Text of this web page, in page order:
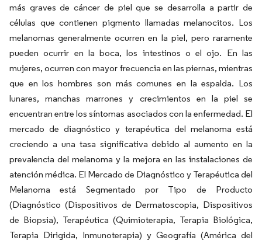
más graves de cáncer de piel que se desarrolla a partir de
células que contienen pigmento llamadas melanocitos. Los
melanomas generalmente ocurren en la piel, pero raramente
pueden ocurrir en la boca, los intestinos o el ojo. En las
mujeres, ocurren con mayor frecuencia en las piernas, mientras
que en los hombres son más comunes en la espalda. Los
lunares, manchas marrones y crecimientos en la piel se
encuentran entre los síntomas asociados con la enfermedad. El
mercado de diagnóstico y terapéutica del melanoma está
creciendo a una tasa significativa debido al aumento en la
prevalencia del melanoma y la mejora en las instalaciones de
atención médica. El Mercado de Diagnóstico y Terapéutica del
Melanoma está Segmentado por Tipo de Producto
(Diagnóstico (Dispositivos de Dermatoscopia, Dispositivos
de Biopsia), Terapéutica (Quimioterapia, Terapia Biológica,
Terapia Dirigida, Inmunoterapia) y Geografía (América del